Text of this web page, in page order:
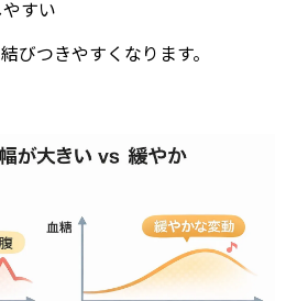
すい
びつきやすくなります。